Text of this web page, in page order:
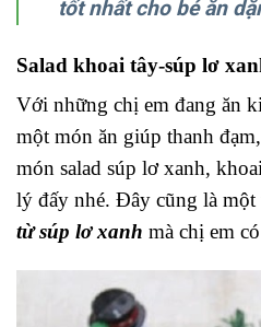
tốt nhất cho bé ăn
Salad khoai tây-súp lơ
Với những chị em đang ăn
một món ăn giúp thanh đạm,
món salad súp lơ xanh,
lý đấy nhé. Đây cũng là một
từ súp lơ xanh mà chị em